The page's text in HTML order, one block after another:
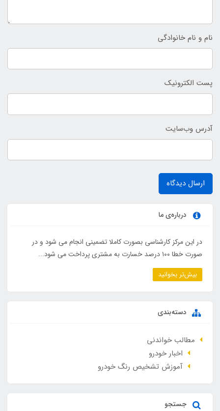
نام و نام خانوادگی
پست الکترونیک
آدرس وب‌سایت
ارسال دیدگاه
درباره‌ی ما
در این مرکز کارشناسی بصورت کاملا تضمینی انجام می شود و در
صورت خطا ۱۰۰ درصد خسارت به مشتری پرداخت می شود...
بیش‌تر بخوانید
دسته‌بندی
مطالب خواندنی
اخبار خودرو
آموزش تشخیص رنگ خودرو
جستجو